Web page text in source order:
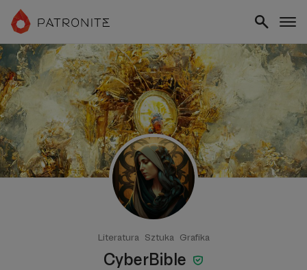
Literatura Sztuka Grafika
CyberBible